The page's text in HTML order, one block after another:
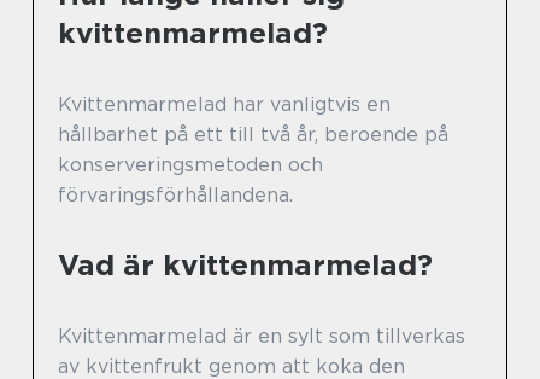
kvittenmarmelad?
Kvittenmarmelad har vanligtvis en
hållbarhet på ett till två år, beroende på
konserveringsmetoden och
förvaringsförhållandena.
Vad är kvittenmarmelad?
Kvittenmarmelad är en sylt som tillverkas
av kvittenfrukt genom att koka den